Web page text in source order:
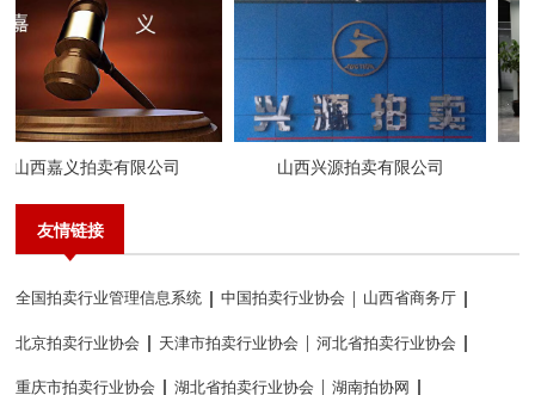
山西嘉义拍卖有限公司 山西兴源拍卖有限公司
友情链接
全国拍卖行业管理信息系统 中国拍卖行业协会 山西省商务厅
北京拍卖行业协会 天津市拍卖行业协会 河北省拍卖行业协会
重庆市拍卖行业协会 湖北省拍卖行业协会 湖南拍协网